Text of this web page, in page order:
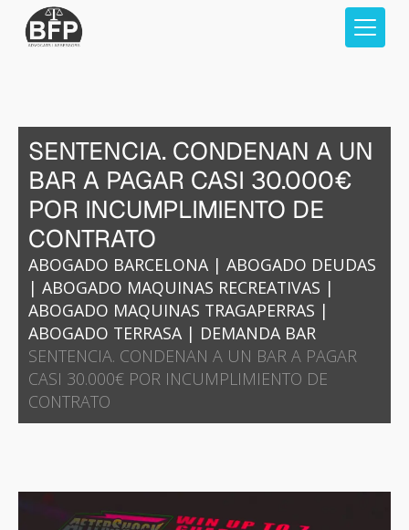
SENTENCIA. CONDENAN A UN
BAR A PAGAR CASI 30.000€
POR INCUMPLIMIENTO DE
CONTRATO
ABOGADO BARCELONA |ABOGADO DEUDAS
|ABOGADO MAQUINAS RECREATIVAS |
ABOGADO MAQUINAS TRAGAPERRAS |
ABOGADO TERRASA | DEMANDA BAR
SENTENCIA. CONDENAN A UN BAR A PAGAR
CASI 30.000€ POR INCUMPLIMIENTO DE
CONTRATO